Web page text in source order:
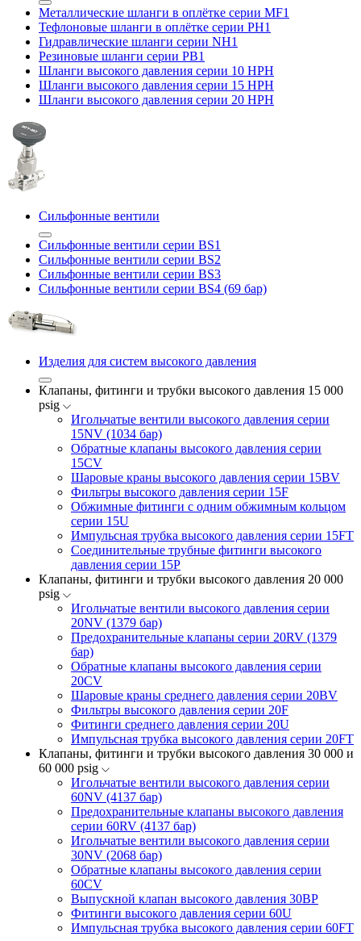
Металлические шланги в оплётке серии MF1
Тефлоновые шланги в оплётке серии PH1
Гидравлические шланги серии NH1
Резиновые шланги серии PB1
Шланги высокого давления серии 10 HPH
Шланги высокого давления серии 15 HPH
Шланги высокого давления серии 20 HPH
Сильфонные вентили
Сильфонные вентили серии BS1
Сильфонные вентили серии BS2
Сильфонные вентили серии BS3
Сильфонные вентили серии BS4 (69 бар)
Изделия для систем высокого давления
Клапаны, фитинги и трубки высокого давления 15 000
psig
Игольчатые вентили высокого давления серии
15NV (1034 бар)
Обратные клапаны высокого давления серии
15CV
Шаровые краны высокого давления серии 15BV
Фильтры высокого давления серии 15F
Обжимные фитинги с одним обжимным кольцом
серии 15U
Импульсная трубка высокого давления серии 15FT
Соединительные трубные фитинги высокого
давления серии 15P
Клапаны, фитинги и трубки высокого давления 20 000
psig
Игольчатые вентили высокого давления серии
20NV (1379 бар)
Предохранительные клапаны серии 20RV (1379
бар)
Обратные клапаны высокого давления серии
20CV
Шаровые краны среднего давления серии 20BV
Фильтры высокого давления серии 20F
Фитинги среднего давления серии 20U
Импульсная трубка высокого давления серии 20FT
Клапаны, фитинги и трубки высокого давления 30 000 и
60 000 psig
Игольчатые вентили высокого давления серии
60NV (4137 бар)
Предохранительные клапаны высокого давления
серии 60RV (4137 бар)
Игольчатые вентили высокого давления серии
30NV (2068 бар)
Обратные клапаны высокого давления серии
60CV
Выпускной клапан высокого давления 30BP
Фитинги высокого давления серии 60U
Импульсная трубка высокого давления серии 60FT